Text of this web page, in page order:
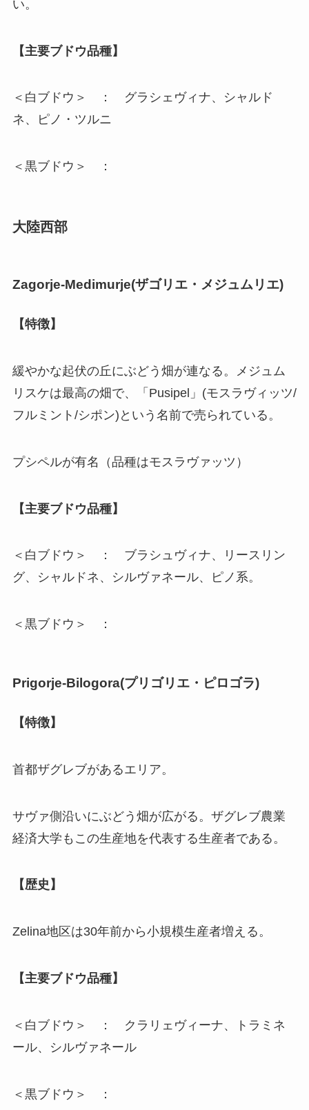
い。
【主要ブドウ品種】
＜白ブドウ＞ ： グラシェヴィナ、シャルド
ネ、ピノ・ツルニ
＜黒ブドウ＞ ：
大陸西部
Zagorje-Medimurje(ザゴリエ・メジュムリエ)
【特徴】
緩やかな起伏の丘にぶどう畑が連なる。メジュム
リスケは最高の畑で、「Pusipel」(モスラヴィッツ/
フルミント/シポン)という名前で売られている。
プシペルが有名（品種はモスラヴァッツ）
【主要ブドウ品種】
＜白ブドウ＞ ： ブラシュヴィナ、リースリン
グ、シャルドネ、シルヴァネール、ピノ系。
＜黒ブドウ＞ ：
Prigorje-Bilogora(プリゴリエ・ピロゴラ)
【特徴】
首都ザグレブがあるエリア。
サヴァ側沿いにぶどう畑が広がる。ザグレブ農業
経済大学もこの生産地を代表する生産者である。
【歴史】
Zelina地区は30年前から小規模生産者増える。
【主要ブドウ品種】
＜白ブドウ＞ ： クラリェヴィーナ、トラミネ
ール、シルヴァネール
＜黒ブドウ＞ ：